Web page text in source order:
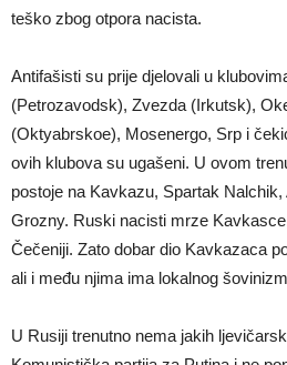
teško zbog otpora nacista.
Antifašisti su prije djelovali u
(Petrozavodsk), Zvezda (Irkutsk),
(Oktyabrskoe), Mosenergo, Srp i
ovih klubova su ugašeni. U ovom
postoje na Kavkazu, Spartak
Grozny. Ruski nacisti mrze
Čečeniji. Zato dobar dio Kavkazaca
ali i među njima ima lokalnog
U Rusiji trenutno nema jakih